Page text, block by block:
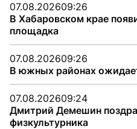
07.08.202609:26
В Хабаровском крае
площадка
07.08.202609:26
В южных районах
07.08.202609:24
Дмитрий Демешин
физкультурника